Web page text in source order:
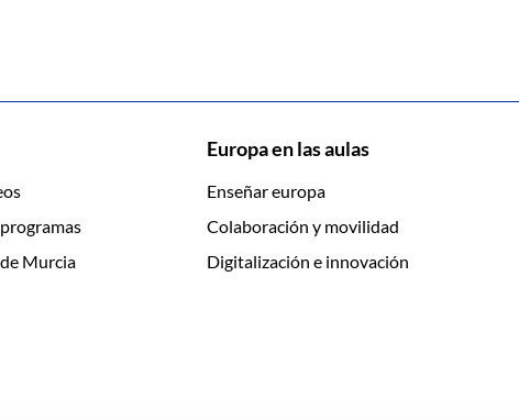
Murcia
Europa en las aulas
Enseñar europa
Colaboración y movilidad
Digitalización e innovación